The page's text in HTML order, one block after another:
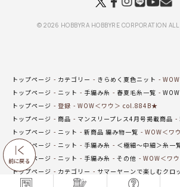
前に戻る
© 2026 HOBBYRA HOBBYRE CORPORATION
トップページ カテゴリー きらめく夏色ニット
トップページ
ニット 手編み糸 春夏毛糸一覧
トップページ
登録
WOW＜ワウ＞ col.884B★
トップページ
商品 マンスリープレス4月号掲載商品
トップページ
ニット 新商品 編み物一覧
WOW＜ワ
トップページ
ニット 手編み糸 ＜極細～中細＞糸一
トップページ
ニット 手編み糸 その他
WOW＜ワ
トップページ
カテゴリー サマーヤーンで楽しむクロ
トップページ
カテゴリー 初夏のおでかけニット